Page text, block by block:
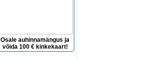
Osale auhinnamängus ja
võida 100 € kinkekaart!